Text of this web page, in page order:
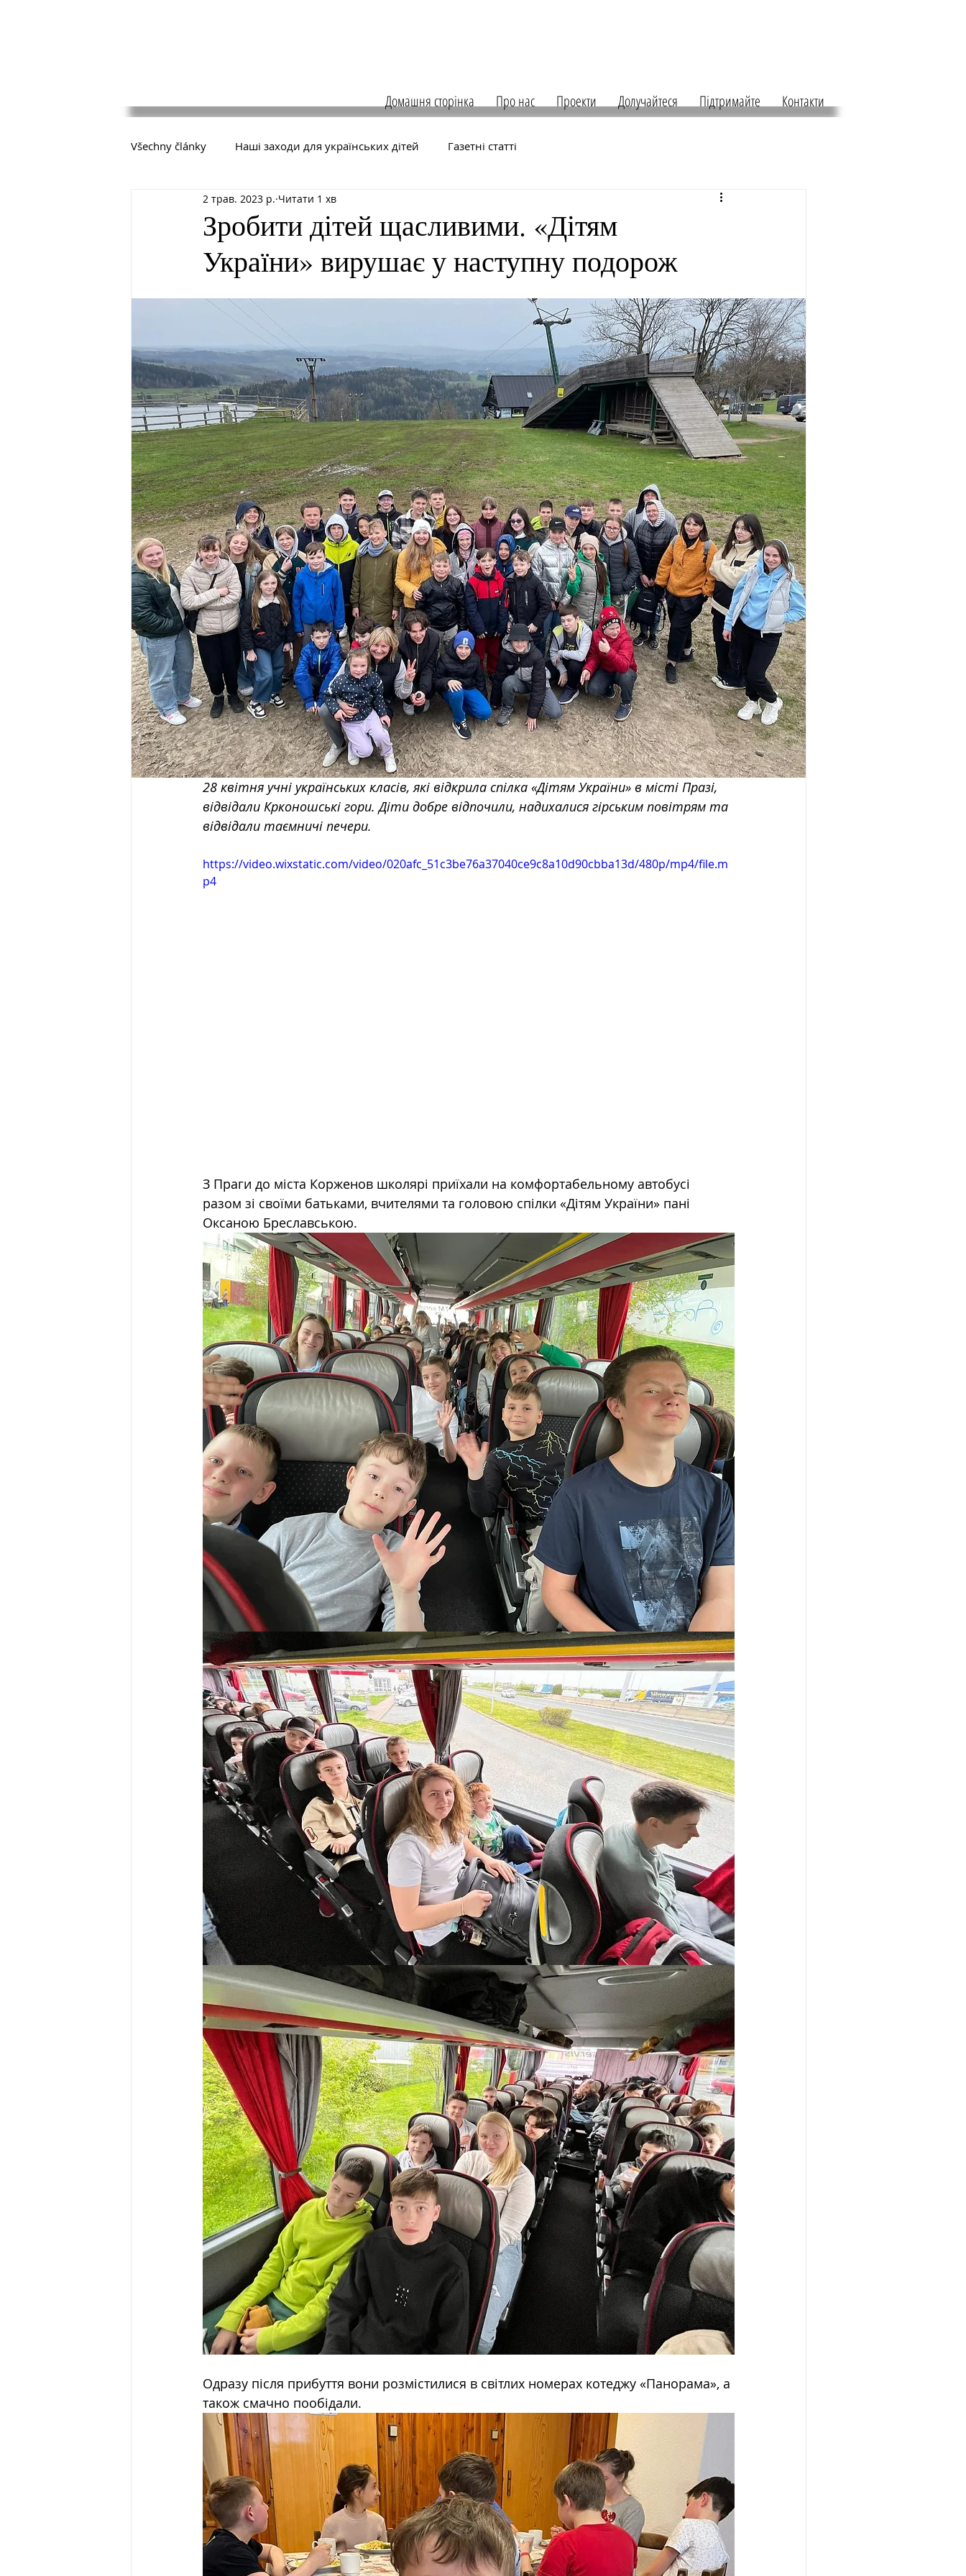
Домашня сторінка Про нас Проекти Долучайтеся Підтримайте Контакти
Všechny články Наші заходи для українських дітей Газетні статті
Зробити дітей щасливими. «Дітям
України» вирушає у наступну подорож
2 трав. 2023 р. Читати 1 хв
28 квітня учні українських класів, які відкрила спілка «Дітям України» в місті Празі,
відвідали Крконошські гори. Діти добре відпочили, надихалися гірським повітрям та
відвідали таємничі печери.
https://video.wixstatic.com/video/020afc_51c3be76a37040ce9c8a10d90cbba13d/480p/mp4/file.m
p4
З Праги до міста Корженов школярі приїхали на комфортабельному автобусі
разом зі своїми батьками, вчителями та головою спілки «Дітям України» пані
Оксаною Бреславською.
Одразу після прибуття вони розмістилися в світлих номерах котеджу «Панорама», а
також смачно пообідали.